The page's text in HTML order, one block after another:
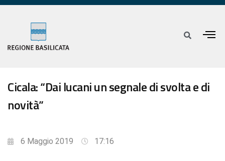
Cicala: “Dai lucani un segnale di svolta e di
novità”
6 Maggio 2019 17:16